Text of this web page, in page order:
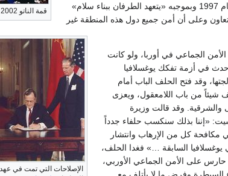
قمة الناتو 2002 في
الإصلاحات التي تمت في عهد
الحلف مع روسيا في «الصك التأسيسي» المبرم بين الطرفين في أيار عام 1997 وبموجبه «يتعهد الطرفان ببناء سلام»
وعلى أن أمن جميع دول هذه المنطقة غير
الجماعي في أوربا، ولو كانت
في أزمة تفكك يوغسلافيا
وقد فتح الحلف الباب أمام
شيئاً من باب اللامعقول، ويعزى
والشرقية. وقد قالت وزيرة
15 فبراير 1997 لمجلة الإيكونومسيت: «إننا بذلك سنكسب حلفاء جدداً
مكافحة كل من الإرهاب وانتشار
السابقة …» فغدا الحلف،
على الأمن الجماعي الأوربي،
السيطرة وفرض ما لا يأتلف مع